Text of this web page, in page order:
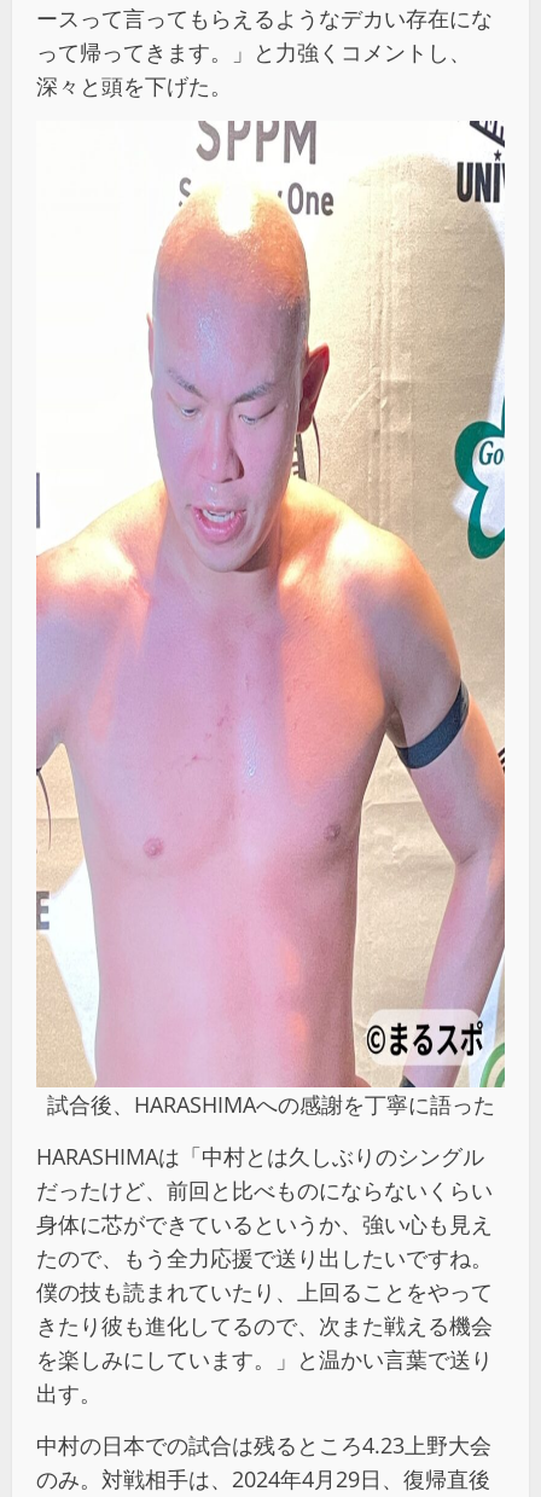
ースって言ってもらえるようなデカい存在にな
って帰ってきます。」と力強くコメントし、
深々と頭を下げた。
試合後、HARASHIMAへの感謝を丁寧に語った
HARASHIMAは「中村とは久しぶりのシングル
だったけど、前回と比べものにならないくらい
身体に芯ができているというか、強い心も見え
たので、もう全力応援で送り出したいですね。
僕の技も読まれていたり、上回ることをやって
きたり彼も進化してるので、次また戦える機会
を楽しみにしています。」と温かい言葉で送り
出す。
中村の日本での試合は残るところ4.23上野大会
のみ。対戦相手は、2024年4月29日、復帰直後